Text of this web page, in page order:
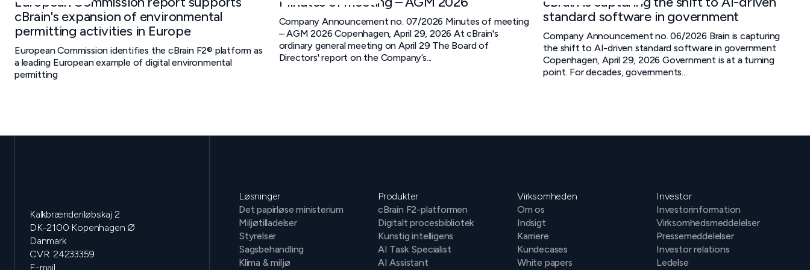
cBrain's expansion of environmental
permitting activities in Europe
European Commission identifies the cBrain F2® platform as
a leading European example of digital environmental
permitting
Company Announcement no. 07/2026 Minutes of meeting
– AGM 2026 Copenhagen, April 29, 2026 At cBrain's
ordinary general meeting on April 29 The Board of
Directors' report on the Company’s...
standard software in government
Company Announcement no. 06/2026 Brain is capturing
the shift to AI-driven standard software in government
Copenhagen, April 29, 2026 Government is at a turning
point. For decades, governments...
Kalkbrænderiløbskaj 2
DK-2100 Kopenhagen Ø
Danmark
CVR: 24233359
E-mail
Løsninger
Det papirløse ministerium
Miljøtilladelser
Styrelser
Sagsbehandling
Klima & miljø
Produkter
cBrain F2-platformen
Digitalt procesbibliotek
Kunstig intelligens
AI Task Specialist
AI Assistant
Virksomheden
Om os
Indsigt
Karriere
Kundecases
White papers
Investor
Investorinformation
Virksomhedsmeddelelser
Pressemeddelelser
Investor relations
Ledelse